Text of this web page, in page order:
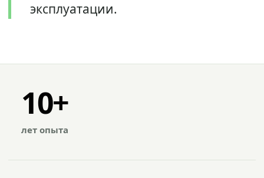
эксплуатации.
10+
лет опыта